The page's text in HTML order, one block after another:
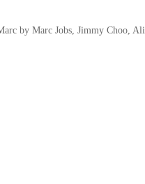
by Marc Jobs, Jimmy Choo,